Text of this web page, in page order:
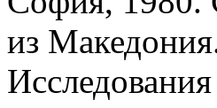
из